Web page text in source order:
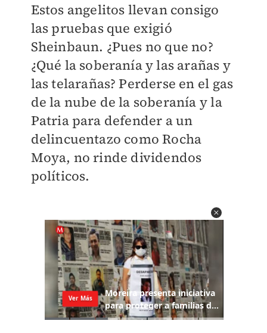
Estos angelitos llevan consigo
las pruebas que exigió
Sheinbaun. ¿Pues no que no?
¿Qué la soberanía y las arañas y
las telarañas? Perderse en el gas
de la nube de la soberanía y la
Patria para defender a un
delincuentazo como Rocha
Moya, no rinde dividendos
políticos.